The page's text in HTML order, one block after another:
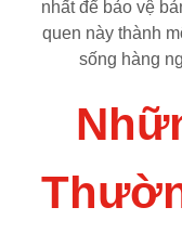
nhất để bảo vệ
quen này thành
sống hàng